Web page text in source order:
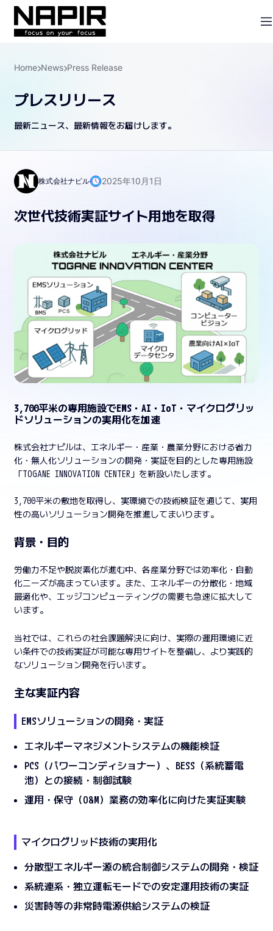
Home News Press Release
プレスリリース
最新ニュース、最新情報をお届けします。
株式会社ナピル 2025年10月1日
次世代技術実証サイト用地を取得
3,700平米の専用施設でEMS・AI・IoT・マイクログリッ
ドソリューションの実用化を加速
株式会社ナピルは、エネルギー・産業・農業分野における省力
化・無人化ソリューションの開発・実証を目的とした専用施設
「TOGANE INNOVATION CENTER」を新設いたします。
3,700平米の敷地を取得し、実環境での技術検証を通じて、実用
性の高いソリューション開発を推進してまいります。
背景・目的
労働力不足や脱炭素化が進む中、各産業分野では効率化・自動
化ニーズが高まっています。また、エネルギーの分散化・地域
最適化や、エッジコンピューティングの需要も急速に拡大して
います。
当社では、これらの社会課題解決に向け、実際の運用環境に近
い条件での技術実証が可能な専用サイトを整備し、より実践的
なソリューション開発を行います。
主な実証内容
EMSソリューションの開発・実証
エネルギーマネジメントシステムの機能検証
PCS（パワーコンディショナー）、BESS（系統蓄電
池）との接続・制御試験
運用・保守（O&M）業務の効率化に向けた実証実験
マイクログリッド技術の実用化
分散型エネルギー源の統合制御システムの開発・検証
系統連系・独立運転モードでの安定運用技術の実証
災害時等の非常時電源供給システムの検証